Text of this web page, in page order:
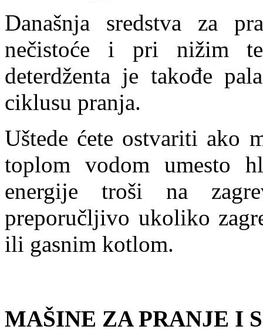
Današnja sredstva za
nečistoće i pri nižim
deterdženta je takođe
ciklusu pranja.
Uštede ćete ostvariti ako
toplom vodom umesto
energije troši na
preporučljivo ukoliko
ili gasnim kotlom.
MAŠINE ZA PRANJE I